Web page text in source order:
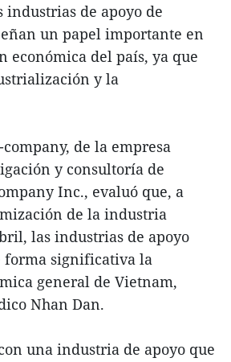
industrias de apoyo de
un papel importante en
económica del país, ya que
y la
de la empresa
y consultoría de
Inc., evaluó que, a
de la industria
las industrias de apoyo
forma significativa la
general de Vietnam,
Nhan Dan.
una industria de apoyo que